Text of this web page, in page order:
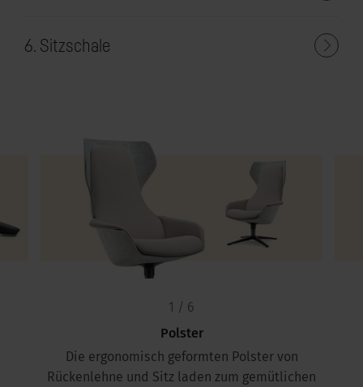
6. Sitzschale
Polster
Die ergonomisch geformten Polster von
Rückenlehne und Sitz laden zum gemütlichen
1 / 6